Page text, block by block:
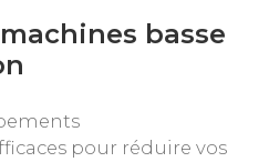
basse
pour réduire vos